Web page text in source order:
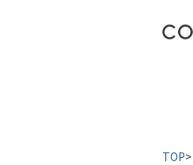
TOP>